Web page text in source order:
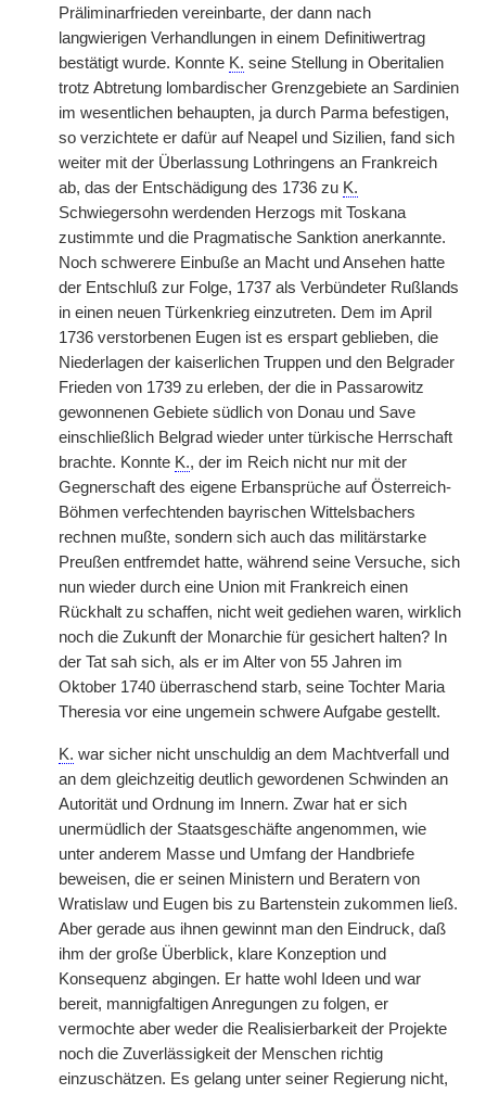
Präliminarfrieden vereinbarte, der dann nach
langwierigen Verhandlungen in einem Definitiwertrag
bestätigt wurde. Konnte K. seine Stellung in Oberitalien
trotz Abtretung lombardischer Grenzgebiete an Sardinien
im wesentlichen behaupten, ja durch Parma befestigen,
so verzichtete er dafür auf Neapel und Sizilien, fand sich
weiter mit der Überlassung Lothringens an Frankreich
ab, das der Entschädigung des 1736 zu K.
Schwiegersohn werdenden Herzogs mit Toskana
zustimmte und die Pragmatische Sanktion anerkannte.
Noch schwerere Einbuße an Macht und Ansehen hatte
der Entschluß zur Folge, 1737 als Verbündeter Rußlands
in einen neuen Türkenkrieg einzutreten. Dem im April
1736 verstorbenen Eugen ist es erspart geblieben, die
Niederlagen der kaiserlichen Truppen und den Belgrader
Frieden von 1739 zu erleben, der die in Passarowitz
gewonnenen Gebiete südlich von Donau und Save
einschließlich Belgrad wieder unter türkische Herrschaft
brachte. Konnte K., der im Reich nicht nur mit der
Gegnerschaft des eigene Erbansprüche auf Österreich-
Böhmen verfechtenden bayrischen Wittelsbachers
rechnen mußte, sondern sich auch das militärstarke
Preußen entfremdet hatte, während seine Versuche, sich
nun wieder durch eine Union mit Frankreich einen
Rückhalt zu schaffen, nicht weit gediehen waren, wirklich
noch die Zukunft der Monarchie für gesichert halten? In
der Tat sah sich, als er im Alter von 55 Jahren im
Oktober 1740 überraschend starb, seine Tochter Maria
Theresia vor eine ungemein schwere Aufgabe gestellt.
K. war sicher nicht unschuldig an dem Machtverfall und
an dem gleichzeitig deutlich gewordenen Schwinden an
Autorität und Ordnung im Innern. Zwar hat er sich
unermüdlich der Staatsgeschäfte angenommen, wie
unter anderem Masse und Umfang der Handbriefe
beweisen, die er seinen Ministern und Beratern von
Wratislaw und Eugen bis zu Bartenstein zukommen ließ.
Aber gerade aus ihnen gewinnt man den Eindruck, daß
ihm der große Überblick, klare Konzeption und
Konsequenz abgingen. Er hatte wohl Ideen und war
bereit, mannigfaltigen Anregungen zu folgen, er
vermochte aber weder die Realisierbarkeit der Projekte
noch die Zuverlässigkeit der Menschen richtig
einzuschätzen. Es gelang unter seiner Regierung nicht,